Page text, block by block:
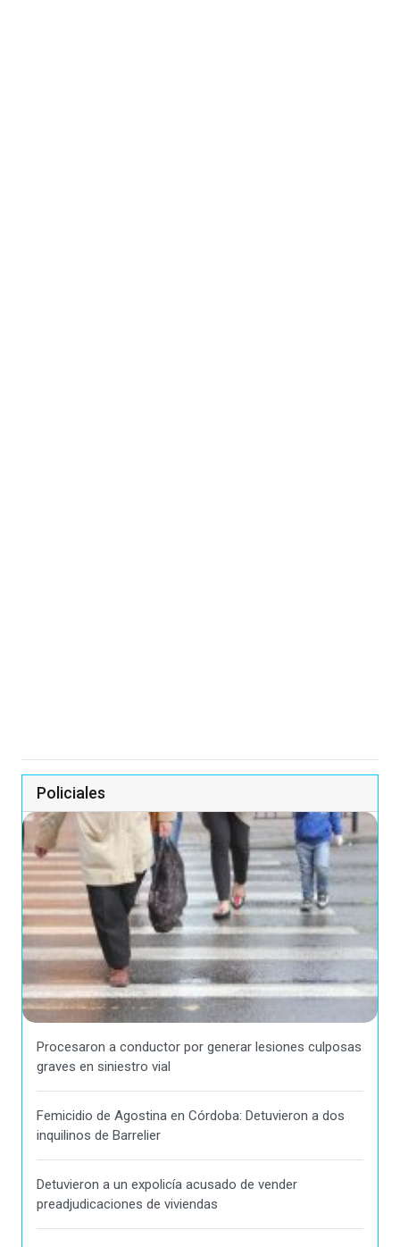
Policiales
Procesaron a conductor por generar lesiones culposas
graves en siniestro vial
Femicidio de Agostina en Córdoba: Detuvieron a dos
inquilinos de Barrelier
Detuvieron a un expolicía acusado de vender
preadjudicaciones de viviendas